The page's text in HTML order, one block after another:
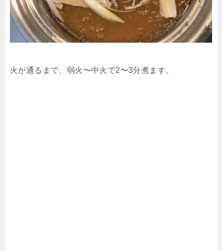
火が通るまで、弱火〜中火で2〜3分煮ます。